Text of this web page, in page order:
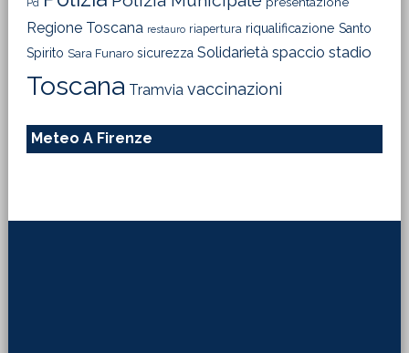
Pd
Regione Toscana restauro riapertura riqualificazione Santo
Spirito Sara Funaro sicurezza Solidarietà spaccio stadio
Toscana Tramvia vaccinazioni
Meteo A Firenze